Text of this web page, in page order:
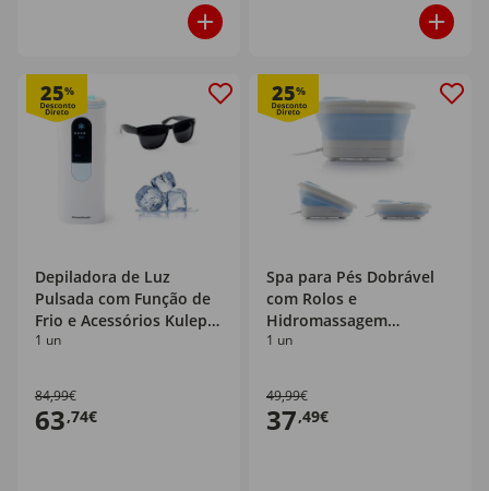
25%
Depiladora de Luz
Pulsada com Função de
Frio e Acessórios Kulepil
InnovaGoods
1 un
84,99€
63,74€
25%
Spa para Pés Dobrável
com Rolos e
Hidromassagem
InnovaGoods
1 un
49,99€
37,49€